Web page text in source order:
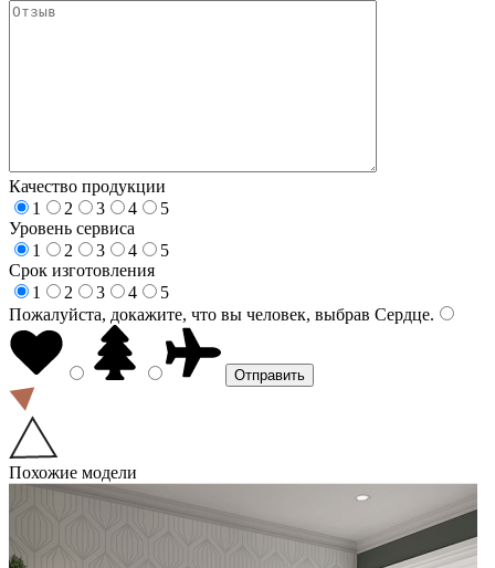
Качество продукции
1
2 3 4
5
Уровень сервиса
1
2 3 4
5
Срок изготовления
1
2 3 4
5
Пожалуйста, докажите, что вы человек, выбрав Сердце.
Похожие модели